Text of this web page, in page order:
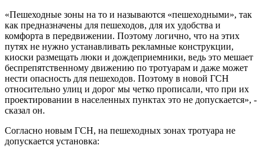
«Пешеходные зоны на то и называются «пешеходными», так
как предназначены для пешеходов, для их удобства и
комфорта в передвижении. Поэтому логично, что на этих
путях не нужно устанавливать рекламные конструкции,
киоски размещать люки и дождеприемники, ведь это мешает
беспрепятственному движению по тротуарам и даже может
нести опасность для пешеходов. Поэтому в новой ГСН
относительно улиц и дорог мы четко прописали, что при их
проектировании в населенных пунктах это не допускается», -
сказал он.
Согласно новым ГСН, на пешеходных зонах тротуара не
допускается установка: